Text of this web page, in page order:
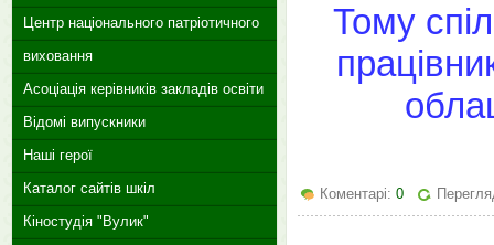
Тому
Коментарі: 0
Центр національного патріотичного
виховання
Асоціація керівників закладів освіти
Відомі випускники
Наші герої
Каталог сайтів шкіл
Кіностудія "Вулик"